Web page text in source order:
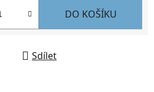
DO KOŠÍKU
Sdílet